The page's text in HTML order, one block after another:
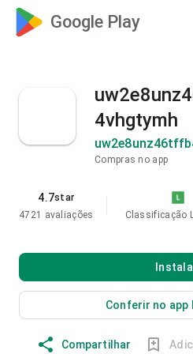
Google Play
4vhgtymh
Compras no app
4.7star
4721 avaliações
Classificação
Conferir no app
Compartilhar